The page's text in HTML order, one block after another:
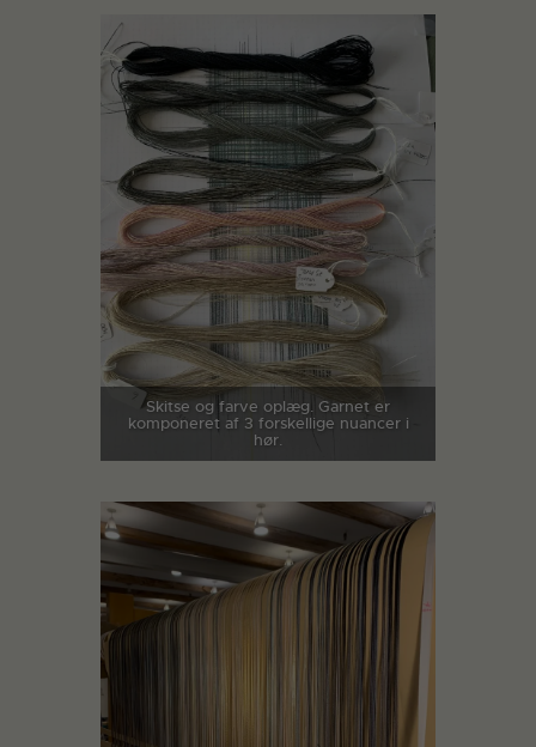
Skitse og farve oplæg. Garnet er
komponeret af 3 forskellige nuancer i
hør.